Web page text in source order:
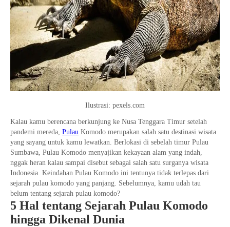
Ilustrasi: pexels.com
Kalau kamu berencana berkunjung ke Nusa Tenggara Timur setelah
pandemi mereda, Pulau Komodo merupakan salah satu destinasi wisata
yang sayang untuk kamu lewatkan. Berlokasi di sebelah timur Pulau
Sumbawa, Pulau Komodo menyajikan kekayaan alam yang indah,
nggak heran kalau sampai disebut sebagai salah satu surganya wisata
Indonesia. Keindahan Pulau Komodo ini tentunya tidak terlepas dari
sejarah pulau komodo yang panjang. Sebelumnya, kamu udah tau
belum tentang sejarah pulau komodo?
5 Hal tentang Sejarah Pulau Komodo
hingga Dikenal Dunia